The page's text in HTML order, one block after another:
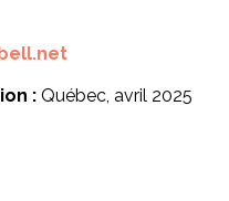
: Québec, avril 2025